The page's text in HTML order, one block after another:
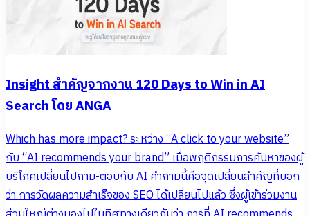
Insight สำคัญจากงาน 120 Days to Win in AI
Search โดย ANGA
Which has more impact? ระหว่าง “A click to your website”
กับ “AI recommends your brand” เมื่อพฤติกรรมการค้นหาของผู้
บริโภคเปลี่ยนไปถาม-ตอบกับ AI คำถามนี้คือจุดเปลี่ยนสำคัญที่บอก
ว่า การวัดผลความสำเร็จของ SEO ได้เปลี่ยนไปแล้ว ซึ่งผู้เข้าร่วมงาน